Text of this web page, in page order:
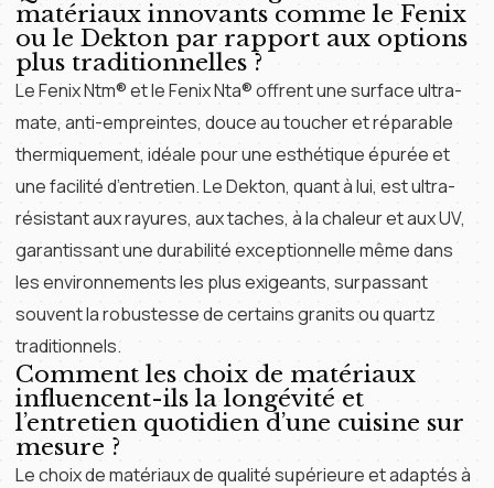
matériaux innovants comme le Fenix
ou le Dekton par rapport aux options
plus traditionnelles ?
Le Fenix Ntm® et le Fenix Nta® offrent une surface ultra-
mate, anti-empreintes, douce au toucher et réparable
thermiquement, idéale pour une esthétique épurée et
une facilité d’entretien. Le Dekton, quant à lui, est ultra-
résistant aux rayures, aux taches, à la chaleur et aux UV,
garantissant une durabilité exceptionnelle même dans
les environnements les plus exigeants, surpassant
souvent la robustesse de certains granits ou quartz
traditionnels.
Comment les choix de matériaux
influencent-ils la longévité et
l’entretien quotidien d’une cuisine sur
mesure ?
Le choix de matériaux de qualité supérieure et adaptés à